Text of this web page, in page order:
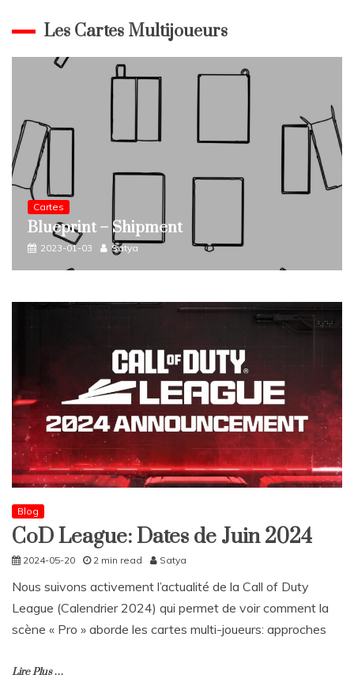
Les Cartes Multijoueurs
Cartes
Blueprint – Zarqwa
2022-11-15 nosource
Blog
CoD League: Dates de Juin 2024
2024-05-20 2 min read Satya
Nous suivons activement l’actualité de la Call of Duty
League (Calendrier 2024) qui permet de voir comment la
scène « Pro » aborde les cartes multi-joueurs: approches
Lire Plus …